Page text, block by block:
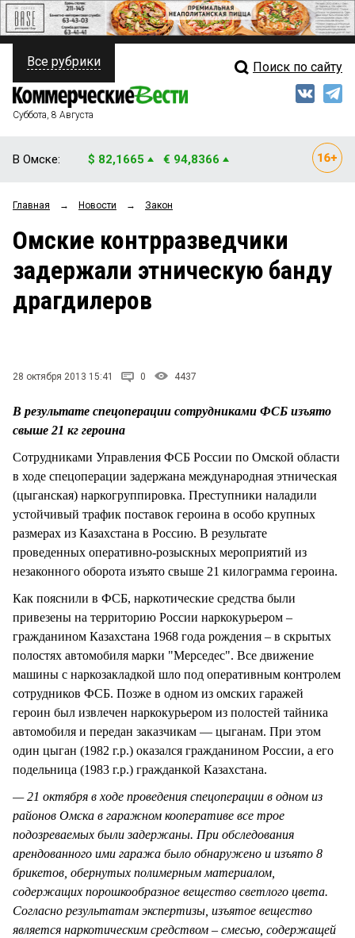
ПОЛИТИКА
ФИНАНСЫ
ОБЩЕСТВО
ЗАКОН
НОВОСТИ КОМПАНИЙ
Свежий выпуск
Рейтинги
Блоги
Все рубрики Поиск по сайту
Суббота, 8 Августа
В Омске: $ 82,1665 € 94,8366
Главная → Новости → Закон
Омские контрразведчики
задержали этническую банду
драгдилеров
28 октября 2013 15:41 0 4437
В результате спецоперации сотрудниками ФСБ изъято
свыше 21 кг героина
Сотрудниками Управления ФСБ России по Омской области
в ходе спецоперации задержана международная этническая
(цыганская) наркогруппировка. Преступники наладили
устойчивый трафик поставок героина в особо крупных
размерах из Казахстана в Россию. В результате
проведенных оперативно-розыскных мероприятий из
незаконного оборота изъято свыше 21 килограмма героина.
Как пояснили в ФСБ, наркотические средства были
привезены на территорию России наркокурьером –
гражданином Казахстана 1968 года рождения – в скрытых
полостях автомобиля марки "Мерседес". Все движение
машины с наркозакладкой шло под оперативным контролем
сотрудников ФСБ. Позже в одном из омских гаражей
героин был извлечен наркокурьером из полостей тайника
автомобиля и передан заказчикам — цыганам. При этом
один цыган (1982 г.р.) оказался гражданином России, а его
подельница (1983 г.р.) гражданкой Казахстана.
— 21 октября в ходе проведения спецоперации в одном из
районов Омска в гаражном кооперативе все трое
подозреваемых были задержаны. При обследования
арендованного ими гаража было обнаружено и изъято 8
брикетов, обернутых полимерным материалом,
содержащих порошкообразное вещество светлого цвета.
Согласно результатам экспертизы, изъятое вещество
является наркотическим средством – смесью, содержащей